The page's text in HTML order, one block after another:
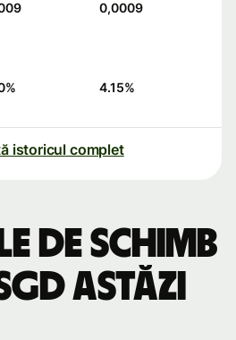
0,0009
% 4.15%
istoricul complet
de schimb
astăzi